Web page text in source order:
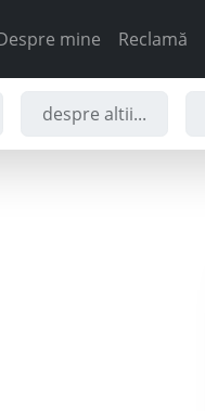
mine Reclamă
despre altii...